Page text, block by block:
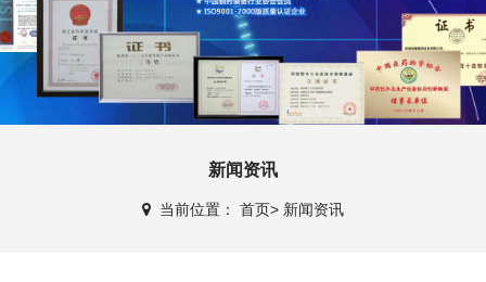
新闻资讯
当前位置： 首页> 新闻资讯